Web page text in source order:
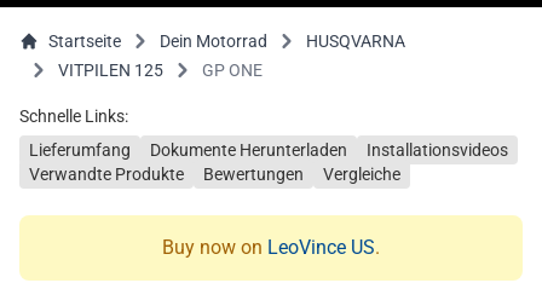
Startseite Dein Motorrad
HUSQVARNA
VITPILEN 125
GP ONE
Schnelle Links:
Lieferumfang
Dokumente Herunterladen
Installationsvideos
Verwandte Produkte
Bewertungen Vergleiche
Buy now on LeoVince US.